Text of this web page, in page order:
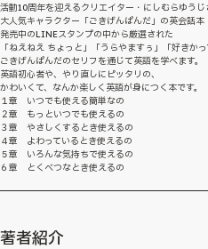
活動10周年を迎えるクリエイター・にしむらゆうじ
大人気キャラクター「ごきげんぱんだ」の英会話本
発売中のLINEスタンプの中から厳選された
「ねえねえ ちょっと」「うらやますぅ」「好きか
ごきげんぱんだのセリフを通じて英語を学べます。
英語初心者や、やり直しにピッタリの、
かわいくて、なんか楽しく英語が身につく本です。
１章 いつでも使える簡単なの
２章 もっといつでも使えるの
３章 やさしくするとき使えるの
４章 よわっているとき使えるの
５章 いろんな気持ちで使えるの
６章 とくべつなとき使えるの
著者紹介